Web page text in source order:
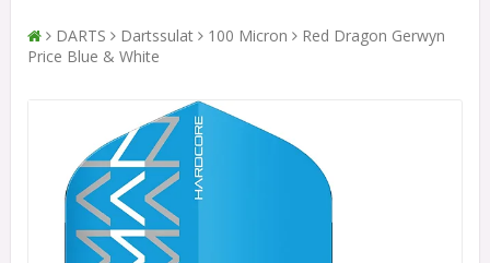
DARTS Dartssulat 100 Micron
Red Dragon Gerwyn
Price Blue & White